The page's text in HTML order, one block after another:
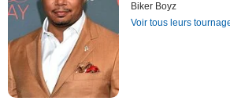
Biker Boyz
Voir tous leurs